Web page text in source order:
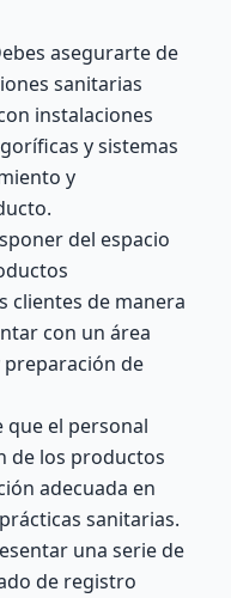
asegurarte de
sanitarias
instalaciones
y sistemas
y
del espacio
clientes de manera
con un área
de
que el personal
de los productos
adecuada en
sanitarias.
una serie de
de registro